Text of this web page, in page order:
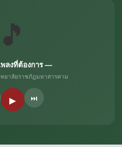
🎵
ลงที่ต้องการ —
ทยาลัยราชภัฏมหาสารคาม
▶ ⏭